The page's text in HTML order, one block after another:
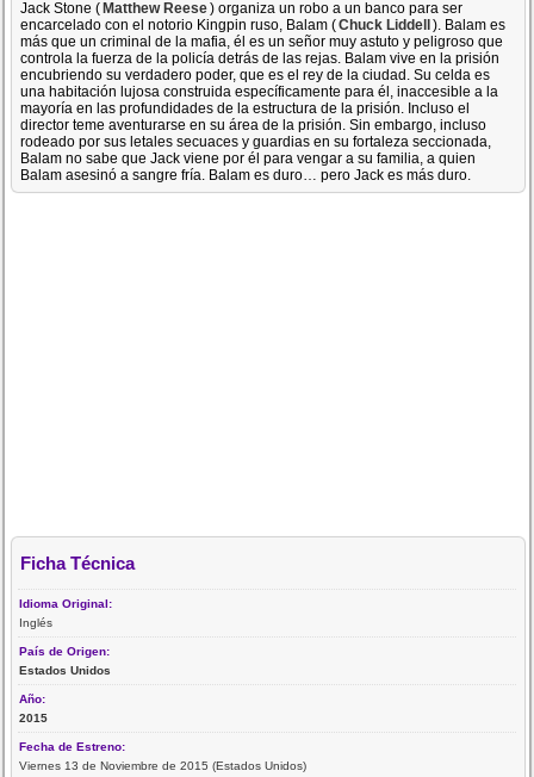
Jack Stone (Matthew Reese) organiza un robo a un banco para ser
encarcelado con el notorio Kingpin ruso, Balam (Chuck Liddell). Balam es
más que un criminal de la mafia, él es un señor muy astuto y peligroso que
controla la fuerza de la policía detrás de las rejas. Balam vive en la prisión
encubriendo su verdadero poder, que es el rey de la ciudad. Su celda es
una habitación lujosa construida específicamente para él, inaccesible a la
mayoría en las profundidades de la estructura de la prisión. Incluso el
director teme aventurarse en su área de la prisión. Sin embargo, incluso
rodeado por sus letales secuaces y guardias en su fortaleza seccionada,
Balam no sabe que Jack viene por él para vengar a su familia, a quien
Balam asesinó a sangre fría. Balam es duro… pero Jack es más duro.
Ficha Técnica
Idioma Original:
Inglés
País de Origen:
Estados Unidos
Año:
2015
Fecha de Estreno:
Viernes 13 de Noviembre de 2015 (Estados Unidos)